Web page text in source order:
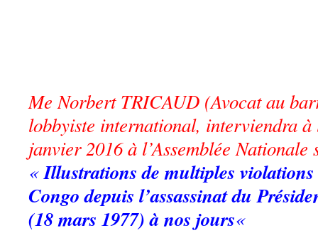
Me Norbert TRICAUD (Avocat au
lobbyiste international, interviendra à
janvier 2016 à l’Assemblée Nationale
«Illustrations de multiples violations
Congo depuis l’assassinat du
(18 mars 1977) à nos jours«